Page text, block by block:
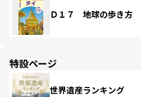
Ｄ１７ 地球の歩き方
特設ページ
世界遺産ランキング